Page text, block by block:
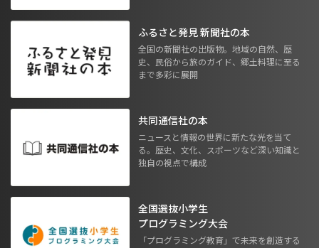
ふるさと発見 新聞社の本
全国の新聞社の出版物。地域の自然、歴
史、民俗から旅のガイド、郷土料理に至る
まで多彩に展開
共同通信社の本
ニュースと情報の世界に新たな光を当て
る。歴史、文化、スポーツなど深い知識と
独自の視点で構成
全国選抜小学生
プログラミング大会
「プログラミング教育」で未来を創造する